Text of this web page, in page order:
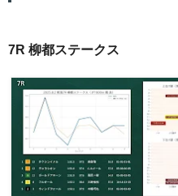
7R 柳都ステークス